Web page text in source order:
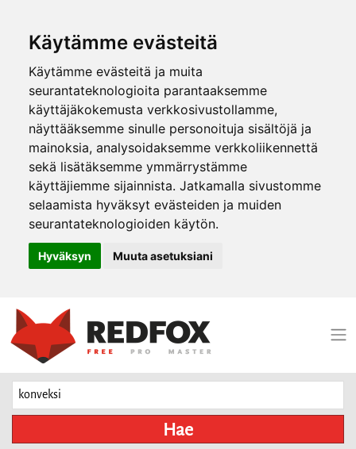
Käytämme evästeitä
Käytämme evästeitä ja muita
seurantateknologioita parantaaksemme
käyttäjäkokemusta verkkosivustollamme,
näyttääksemme sinulle personoituja sisältöjä ja
mainoksia, analysoidaksemme verkkoliikennettä
sekä lisätäksemme ymmärrystämme
käyttäjiemme sijainnista. Jatkamalla sivustomme
selaamista hyväksyt evästeiden ja muiden
seurantateknologioiden käytön.
Hyväksyn Muuta asetuksiani
Hae